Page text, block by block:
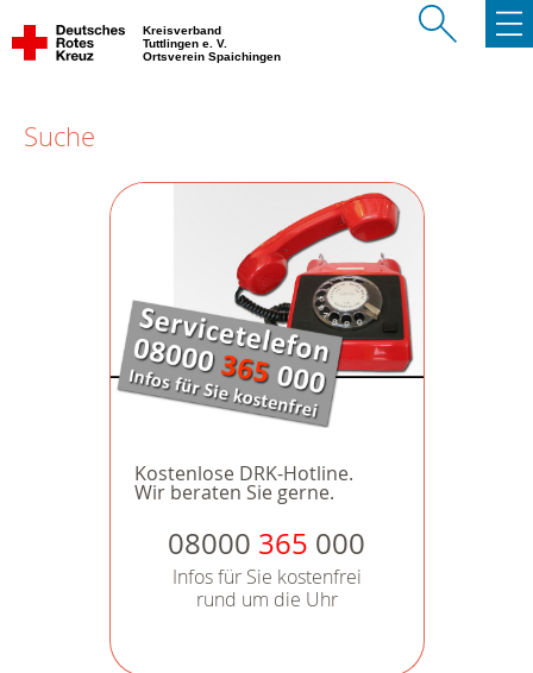
Kreisverband
Tuttlingen e. V.
Ortsverein Spaichingen
Suche
Kostenlose DRK-Hotline.
Wir beraten Sie gerne.
08000 365 000
Infos für Sie kostenfrei
rund um die Uhr